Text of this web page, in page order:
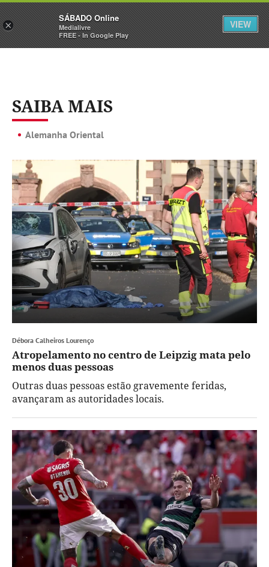
Sábado Assine Iniciar Sessão
SAIBA MAIS
Alemanha Oriental
Débora Calheiros Lourenço
Atropelamento no centro de Leipzig mata pelo
menos duas pessoas
Outras duas pessoas estão gravemente feridas,
avançaram as autoridades locais.
×
SÁBADO Online
Medialivre
FREE - In Google Play
VIEW